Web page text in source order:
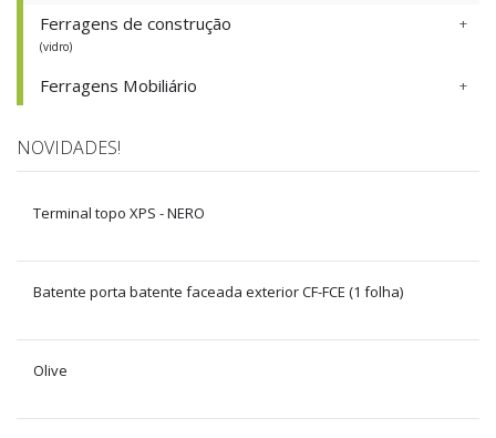
Ferragens de construção
(vidro)
Ferragens Mobiliário
NOVIDADES!
Terminal topo XPS - NERO
Batente porta batente faceada exterior CF-FCE (1 folha)
Olive